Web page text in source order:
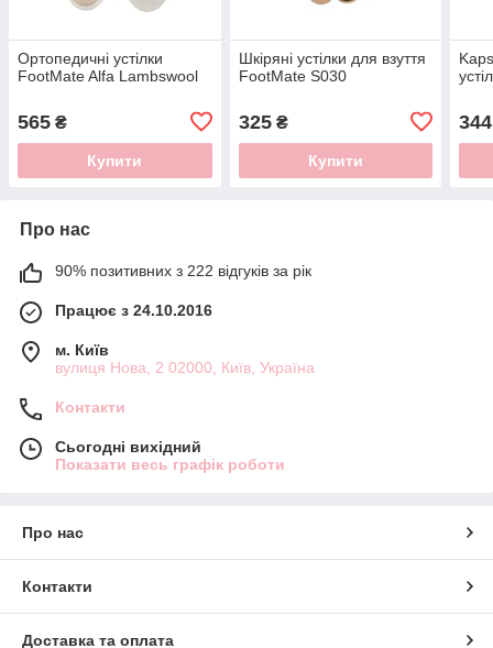
Ортопедичні устілки
FootMate Alfa Lambswool
565 ₴
Купити
Шкіряні устілки для взуття
FootMate S030
325₴
Купити
344
Про нас
90% позитивних з 222 відгуків за рік
Працює з 24.10.2016
м. Київ
вулиця Нова, 2 02000, Київ, Україна
Контакти
Сьогодні вихідний
Показати весь графік роботи
Про нас
Контакти
Доставка та оплата